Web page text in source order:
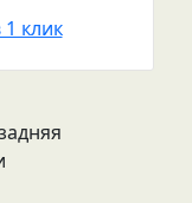
клик